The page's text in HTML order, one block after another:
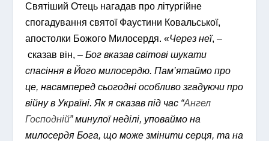
Святіший Отець нагадав про літургійне
спогадування святої Фаустини Ковальської,
апостолки Божого Милосердя. «Через неї, –
сказав він, –Бог вказав світові шукати
спасіння в Його милосердю. Пам’ятаймо про
це, насамперед сьогодні особливо згадуючи про
війну в Україні. Як я сказав під час “Ангел
Господній” минулої неділі, уповаймо на
милосердя Бога, що може змінити серця, та на